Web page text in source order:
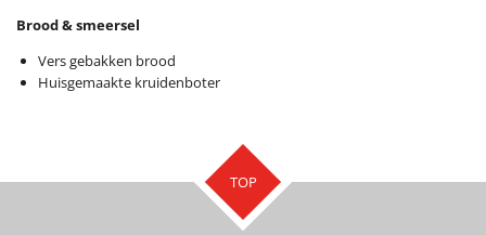
Brood & smeersel
Vers gebakken brood
Huisgemaakte kruidenboter
TOP